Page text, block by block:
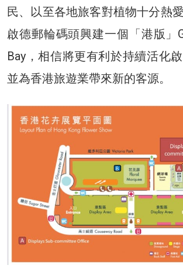
民、以至各地旅客對植物十分熱
啟德郵輪碼頭興建一個「港版」
Bay，相信將更有利於持續活化
並為香港旅遊業帶來新的客源。